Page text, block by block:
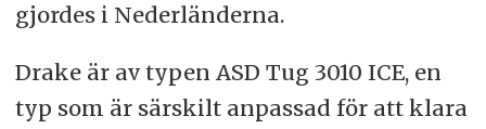
gjordes i Nederländerna.
Drake är av typen ASD Tug 3010 ICE, en
typ som är särskilt anpassad för att klara